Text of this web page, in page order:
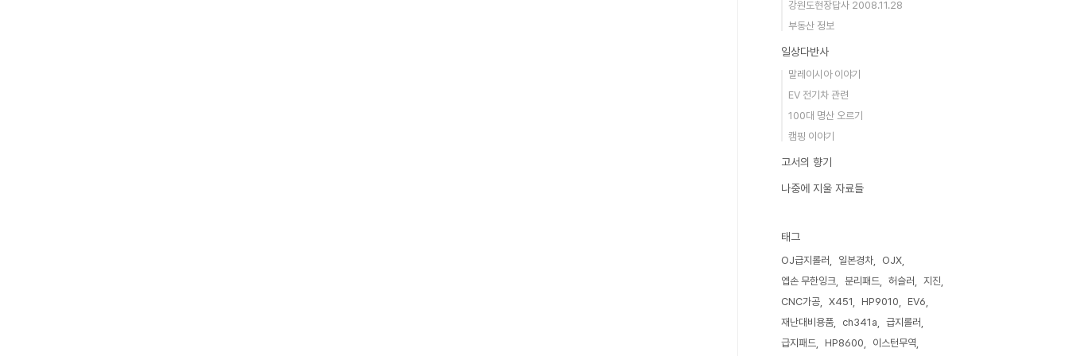
강원도현장답사 2008.11.28
부동산 정보
일상다반사
말레이시아 이야기
EV 전기차 관련
100대 명산 오르기
캠핑 이야기
고서의 향기
나중에 지울 자료들
태그
OJ급지롤러 일본경차
OJX
엡손 무한잉크
분리패드 허슬러
지진
CNC가공
X451 HP9010
EV6
재난대비용품
ch341a
급지롤러
급지패드
HP8600 이스턴무역